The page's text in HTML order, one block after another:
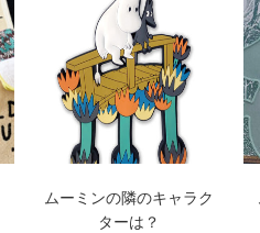
ムーミンの隣のキャラク
ターは？